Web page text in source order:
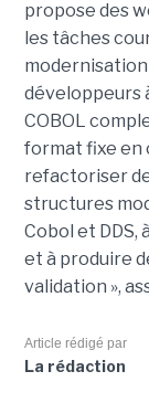
propose des
les tâches
modernisation
développeurs
COBOL
format fixe en
refactoriser
structures
Cobol et
et à produire
validation »,
Article rédigé par
La rédaction